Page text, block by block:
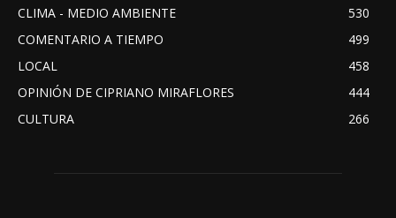
CLIMA - MEDIO AMBIENTE
530
COMENTARIO A TIEMPO
499
LOCAL
458
OPINIÓN DE CIPRIANO MIRAFLORES
444
CULTURA
266